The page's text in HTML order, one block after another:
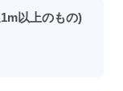
以上のもの)